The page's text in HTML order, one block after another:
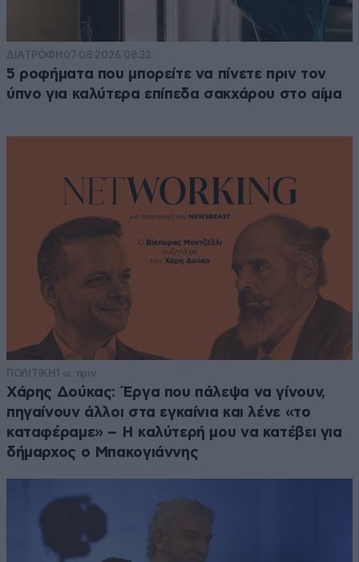
ΔΙΑΤΡΟΦΗ 07·08·2026 08:32
5 ροφήματα που μπορείτε να πίνετε πριν τον
ύπνο για καλύτερα επίπεδα σακχάρου στο αίμα
ΠΟΛΙΤΙΚΗ 1 ω. πριν
Χάρης Δούκας: Έργα που πάλεψα να γίνουν,
πηγαίνουν άλλοι στα εγκαίνια και λένε «το
καταφέραμε» – Η καλύτερή μου να κατέβει για
δήμαρχος ο Μπακογιάννης